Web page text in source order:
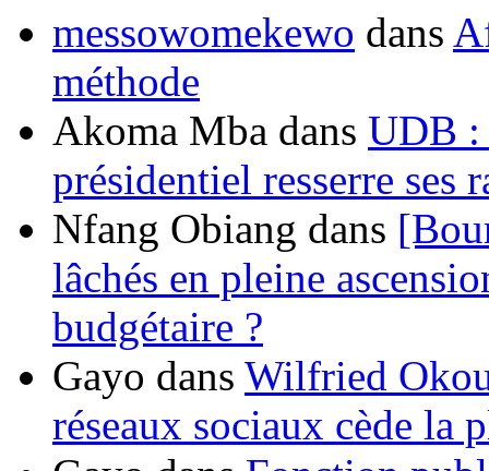
messowomekewo dans
méthode
Akoma Mba dans UDB :
présidentiel resserre ses
Nfang Obiang dans
lâchés en pleine
budgétaire ?
Gayo dans Wilfried
réseaux sociaux cède la